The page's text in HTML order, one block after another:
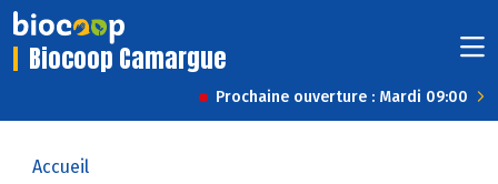
Biocoop Camargue
Prochaine ouverture : Mardi 09:00
Accueil